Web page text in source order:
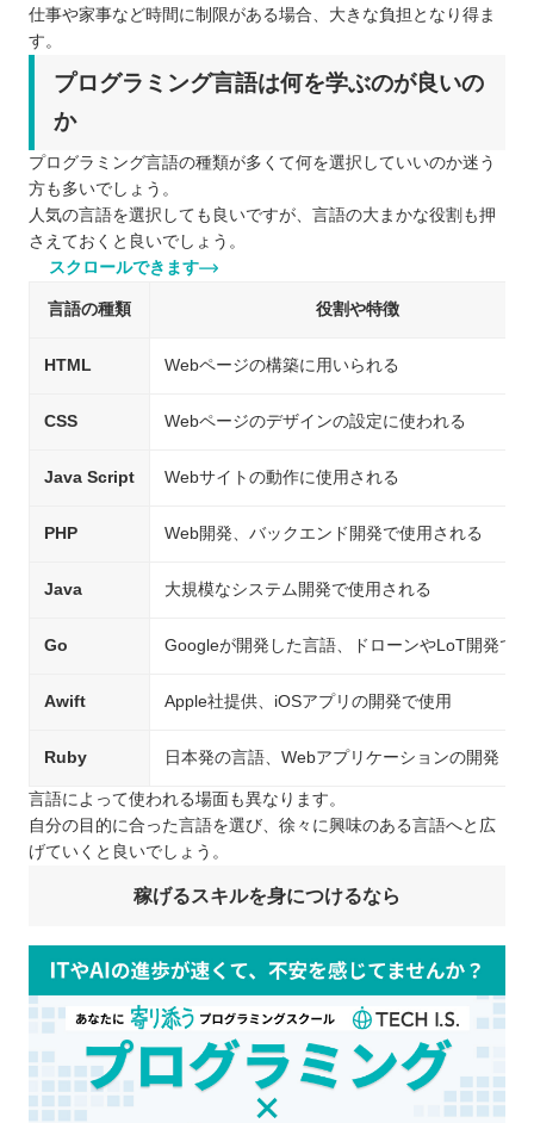
仕事や家事など時間に制限がある場合、大きな負担となり得ま
す。
プログラミング言語は何を学ぶのが良いの
か
プログラミング言語の種類が多くて何を選択していいのか迷う
方も多いでしょう。
人気の言語を選択しても良いですが、言語の大まかな役割も押
さえておくと良いでしょう。
スクロールできます
言語の種類 役割や特徴
HTML Webページの構築に用いられる
CSS Webページのデザインの設定に使われる
Java Script Webサイトの動作に使用される
PHP Web開発、バックエンド開発で使用される
Java 大規模なシステム開発で使用される
Go Googleが開発した言語、ドローンやLoT開発で
Awift Apple社提供、iOSアプリの開発で使用
Ruby 日本発の言語、Webアプリケーションの開発
言語によって使われる場面も異なります。
自分の目的に合った言語を選び、徐々に興味のある言語へと広
げていくと良いでしょう。
稼げるスキルを身につけるなら